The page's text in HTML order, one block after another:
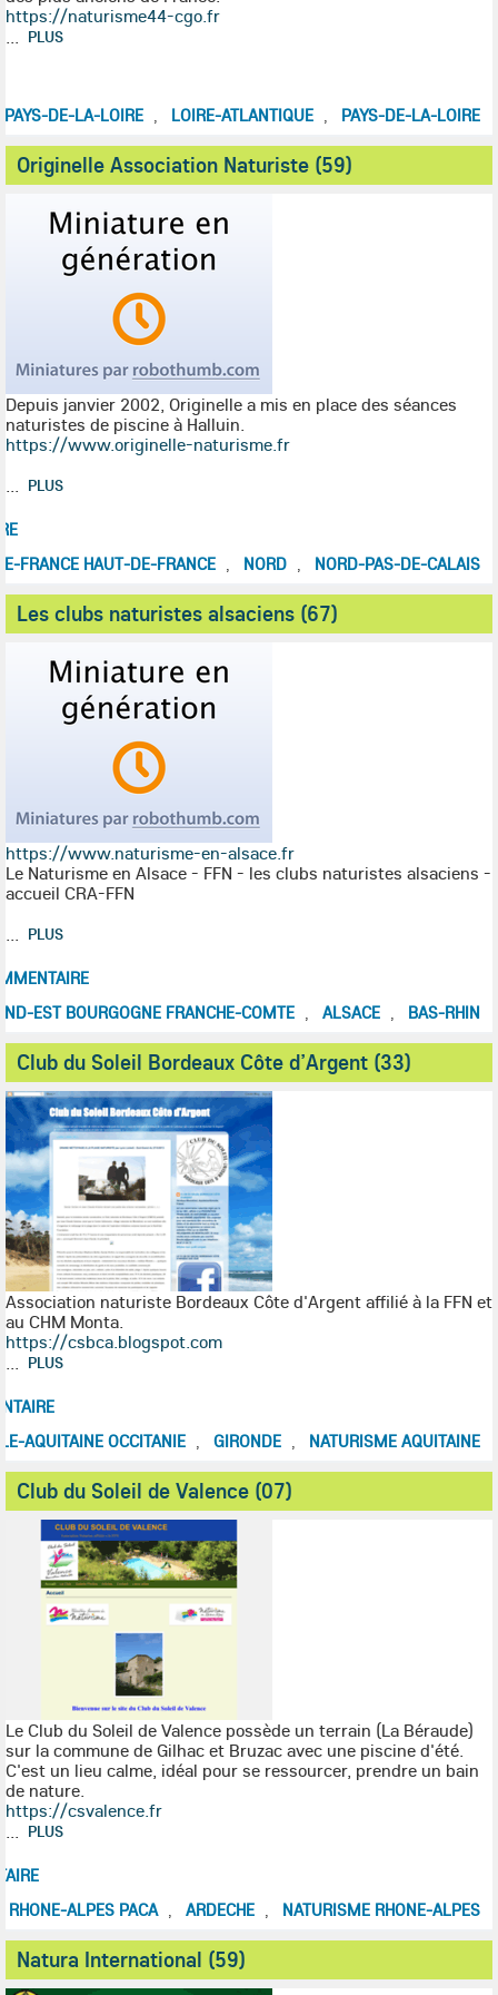
https://naturisme44-cgo.fr
... PLUS
DE-LA-LOIRE LOIRE-ATLANTIQUE PAYS-DE-LA-LOIRE
Originelle Association Naturiste (59)
Depuis janvier 2002, Originelle a mis en place des séances
naturistes de piscine à Halluin.
https://www.originelle-naturisme.fr
... PLUS
FRANCE HAUT-DE-FRANCE
NORD NORD-PAS-DE-CALAIS
Les clubs naturistes alsaciens (67)
https://www.naturisme-en-alsace.fr
Le Naturisme en Alsace - FFN - les clubs naturistes alsaciens -
accueil CRA-FFN
... PLUS
EST BOURGOGNE FRANCHE-COMTE
ALSACE BAS-RHIN
Club du Soleil Bordeaux Côte d’Argent (33)
Association naturiste Bordeaux Côte d'Argent affilié à la FFN et
au CHM Monta.
https://csbca.blogspot.com
... PLUS
AQUITAINE OCCITANIE
GIRONDE NATURISME AQUITAINE
Club du Soleil de Valence (07)
Le Club du Soleil de Valence possède un terrain (La Béraude)
sur la commune de Gilhac et Bruzac avec une piscine d'été.
C'est un lieu calme, idéal pour se ressourcer, prendre un bain
de nature.
https://csvalence.fr
... PLUS
RHONE-ALPES PACA
ARDECHE NATURISME RHONE-ALPES
Natura International (59)